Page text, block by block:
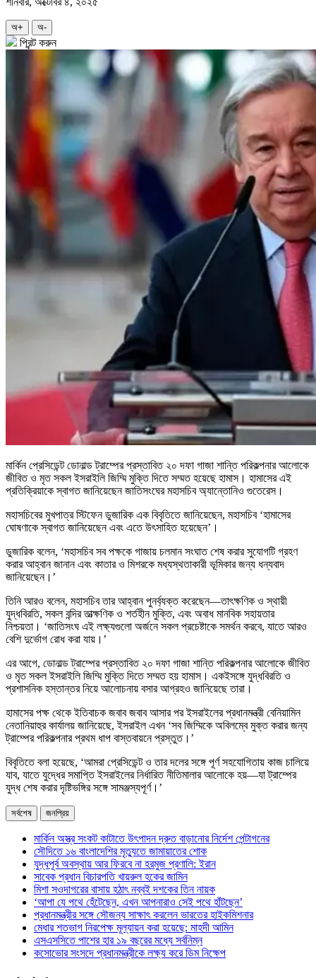
অ+ অ-
প্রিন্ট করুন
মার্কিন প্রেসিডেন্ট ডোনাল্ড ট্রাম্পের প্রস্তাবিত ২০ দফা গাজা শান্তি পরিকল্পনার আলোকে
জীবিত ও মৃত সকল ইসরাইলি জিম্মি মুক্তি দিতে সম্মত হয়েছে হামাস। হামাসের এই
প্রতিক্রিয়াকে স্বাগত জানিয়েছেন জাতিসংঘের মহাসচিব অ্যান্তোনিও গুতেরেস।
মহাসচিবের মুখপাত্র স্টিফেন ডুজারিক এক বিবৃতিতে জানিয়েছেন, মহাসচিব ‘হামাসের
ঘোষণাকে স্বাগত জানিয়েছেন এবং এতে উৎসাহিত হয়েছেন’।
ডুজারিক বলেন, ‘মহাসচিব সব পক্ষকে গাজায় চলমান সংঘাত শেষ করার সুযোগটি গ্রহণ
করার আহ্বান জানান এবং কাতার ও মিশরকে মধ্যস্থতাকারী ভূমিকার জন্য ধন্যবাদ
জানিয়েছেন।’
তিনি আরও বলেন, মহাসচিব তার আহ্বান পুনর্ব্যক্ত করেছেন—তাৎক্ষণিক ও স্থায়ী
যুদ্ধবিরতি, সকল বন্দির তাত্ক্ষণিক ও শর্তহীন মুক্তি, এবং অবাধ মানবিক সহায়তার
নিশ্চয়তা। ‘জাতিসংঘ এই লক্ষ্যগুলো অর্জনে সকল প্রচেষ্টাকে সমর্থন করবে, যাতে আরও
বেশি দুর্ভোগ রোধ করা যায়।’
এর আগে, ডোনাল্ড ট্রাম্পের প্রস্তাবিত ২০ দফা গাজা শান্তি পরিকল্পনার আলোকে জীবিত
ও মৃত সকল ইসরাইলি জিম্মি মুক্তি দিতে সম্মত হয় হামাস। একইসঙ্গে যুদ্ধবিরতি ও
প্রশাসনিক হস্তান্তর নিয়ে আলোচনায় বসার আগ্রহও জানিয়েছে তারা।
হামাসের পক্ষ থেকে ইতিবাচক জবাব জবাব আসার পর ইসরাইলের প্রধানমন্ত্রী বেনিয়ামিন
নেতানিয়াহুর কার্যালয় জানিয়েছে, ইসরাইল এখন ‘সব জিম্মিকে অবিলম্বে মুক্ত করার জন্য
ট্রাম্পের পরিকল্পনার প্রথম ধাপ বাস্তবায়নে প্রস্তুত।’
বিবৃতিতে বলা হয়েছে, ‘আমরা প্রেসিডেন্ট ও তার দলের সঙ্গে পূর্ণ সহযোগিতায় কাজ চালিয়ে
যাব, যাতে যুদ্ধের সমাপ্তি ইসরাইলের নির্ধারিত নীতিমালার আলোকে হয়—যা ট্রাম্পের
যুদ্ধ শেষ করার দৃষ্টিভঙ্গির সঙ্গে সামঞ্জস্যপূর্ণ।’
সর্বশেষ জনপ্রিয়
মার্কিন অস্ত্র সংকট কাটাতে উৎপাদন দ্রুত বাড়ানোর নির্দেশ পেন্টাগনের
সৌদিতে ১৬ বাংলাদেশির মৃত্যুতে জামায়াতের শোক
যুদ্ধপূর্ব অবস্থায় আর ফিরবে না হরমুজ প্রণালি: ইরান
সাবেক প্রধান বিচারপতি খায়রুল হকের জামিন
মিশা সওদাগরের বাসায় হঠাৎ নব্বই দশকের তিন নায়ক
‘আপা যে পথে হেঁটেছেন, এখন আপনারাও সেই পথে হাঁটছেন’
প্রধানমন্ত্রীর সঙ্গে সৌজন্য সাক্ষাৎ করলেন ভারতের হাইকমিশনার
মেধার শতভাগ নিরপেক্ষ মূল্যায়ন করা হয়েছে: মাহদী আমিন
এসএসসিতে পাশের হার ১৯ বছরের মধ্যে সর্বনিম্ন
কসোভোর সংসদে প্রধানমন্ত্রীকে লক্ষ্য করে ডিম নিক্ষেপ